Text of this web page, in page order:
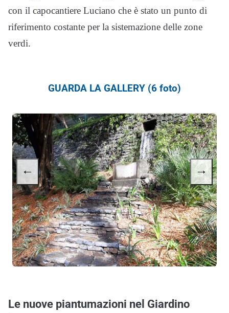
con il capocantiere Luciano che è stato un punto di
riferimento costante per la sistemazione delle zone
verdi.
GUARDA LA GALLERY (6 foto)
← →
Le nuove piantumazioni nel Giardino